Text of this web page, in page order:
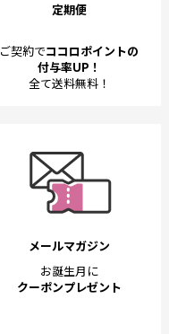
定期便
ご契約でココロポイントの
付与率UP！
全て送料無料！
メールマガジン
お誕生月に
クーポンプレゼント